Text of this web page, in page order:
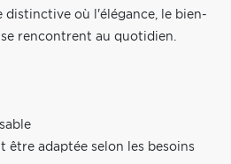
distinctive où l'élégance, le bien-
rencontrent au quotidien.
être adaptée selon les besoins